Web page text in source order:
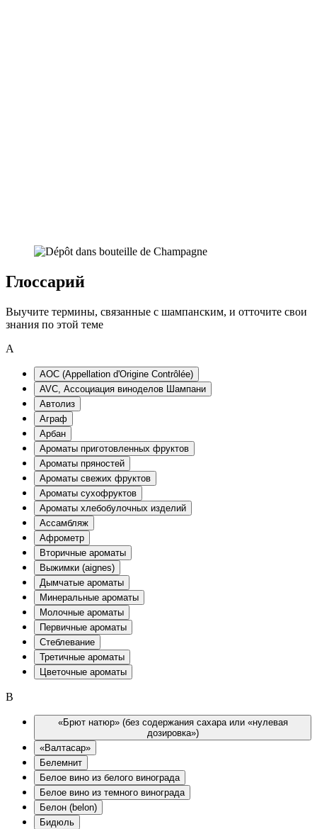
Глоссарий
Выучите термины, связанные с шампанским, и отточите свои
знания по этой теме
A
AOC (Appellation d'Origine Contrôlée)
AVC, Ассоциация виноделов Шампани
Автолиз
Аграф
Арбан
Ароматы приготовленных фруктов
Ароматы пряностей
Ароматы свежих фруктов
Ароматы сухофруктов
Ароматы хлебобулочных изделий
Ассамбляж
Афрометр
Вторичные ароматы
Выжимки (aignes)
Дымчатые ароматы
Минеральные ароматы
Молочные ароматы
Первичные ароматы
Стеблевание
Третичные ароматы
Цветочные ароматы
B
«Брют натюр» (без содержания сахара или «нулевая
дозировка»)
«Валтасар»
Белемнит
Белое вино из белого винограда
Белое вино из темного винограда
Белон (belon)
Бидюль